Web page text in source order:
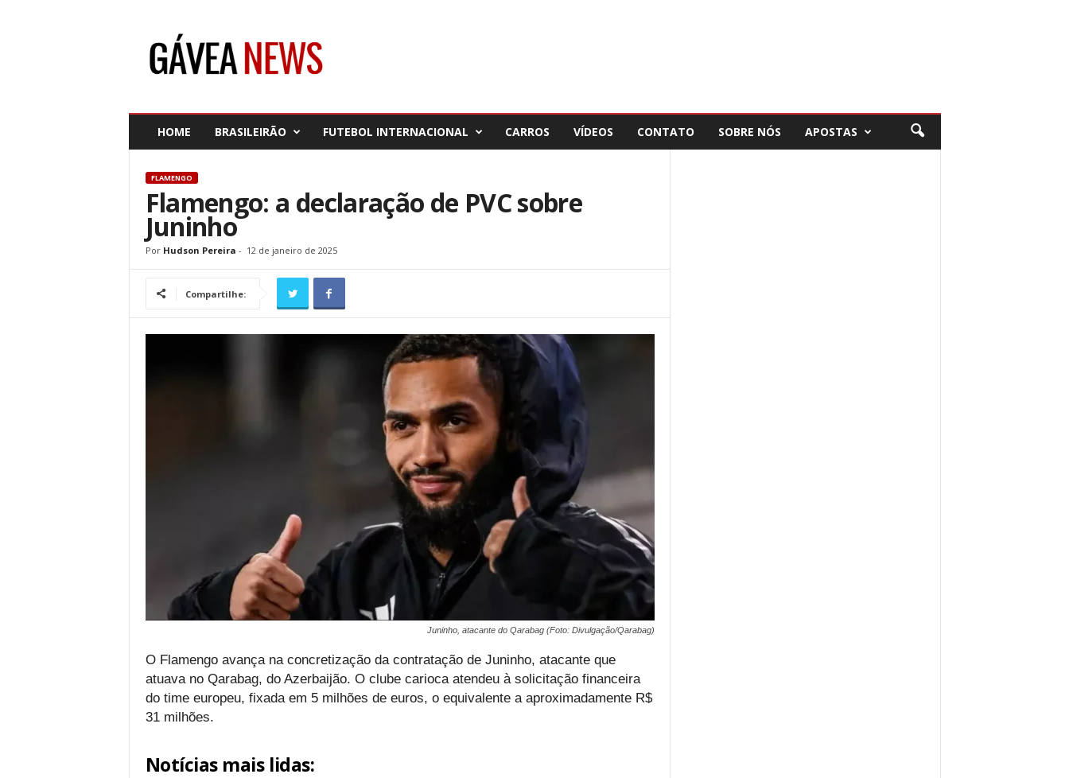
HOME BRASILEIRÃO FUTEBOL INTERNACIONAL CARROS VÍDEOS CONTATO SOBRE NÓS APOSTAS
FLAMENGO
Flamengo: a declaração de PVC sobre
Juninho
Por Hudson Pereira - 12 de janeiro de 2025
Compartilhe:
Juninho, atacante do Qarabag (Foto: Divulgação/Qarabag)
O Flamengo avança na concretização da contratação de Juninho, atacante que
atuava no Qarabag, do Azerbaijão. O clube carioca atendeu à solicitação financeira
do time europeu, fixada em 5 milhões de euros, o equivalente a aproximadamente R$
31 milhões.
Notícias mais lidas: